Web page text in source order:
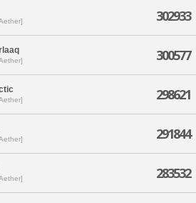
302933
300577
298621
291844
283532